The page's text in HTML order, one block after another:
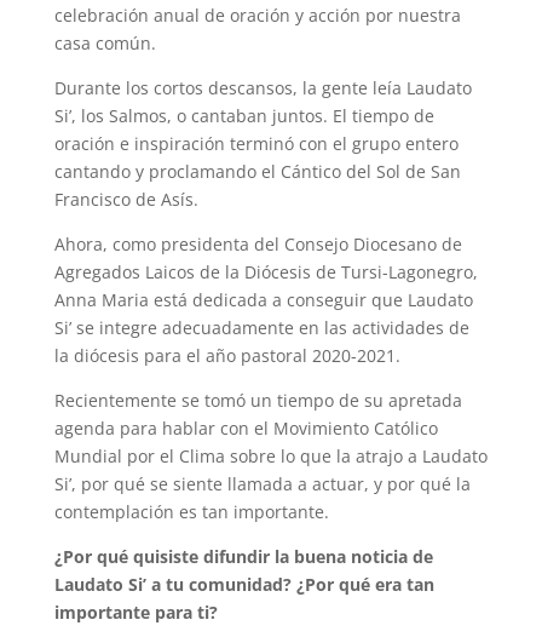
celebración anual de oración y acción por nuestra
casa común.
Durante los cortos descansos, la gente leía Laudato
Si’, los Salmos, o cantaban juntos. El tiempo de
oración e inspiración terminó con el grupo entero
cantando y proclamando el Cántico del Sol de San
Francisco de Asís.
Ahora, como presidenta del Consejo Diocesano de
Agregados Laicos de la Diócesis de Tursi-Lagonegro,
Anna Maria está dedicada a conseguir que Laudato
Si’ se integre adecuadamente en las actividades de
la diócesis para el año pastoral 2020-2021.
Recientemente se tomó un tiempo de su apretada
agenda para hablar con el Movimiento Católico
Mundial por el Clima sobre lo que la atrajo a Laudato
Si’, por qué se siente llamada a actuar, y por qué la
contemplación es tan importante.
¿Por qué quisiste difundir la buena noticia de
Laudato Si’ a tu comunidad? ¿Por qué era tan
importante para ti?